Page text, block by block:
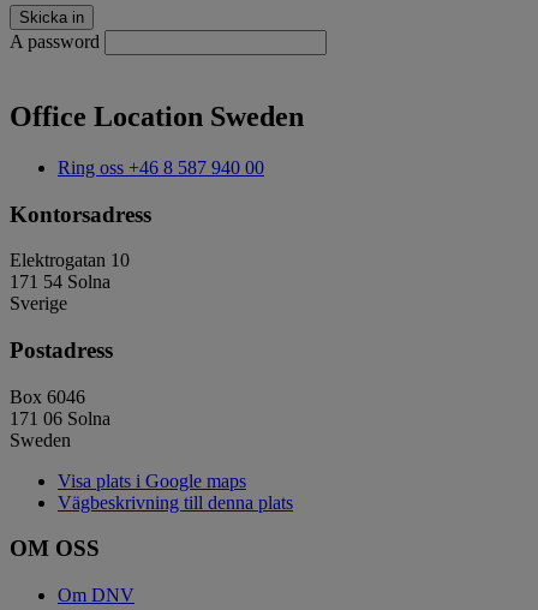
A password
Office Location Sweden
Ring oss +46 8 587 940 00
Kontorsadress
Elektrogatan 10
171 54 Solna
Sverige
Postadress
Box 6046
171 06 Solna
Sweden
Visa plats i Google maps
Vägbeskrivning till denna plats
OM OSS
Om DNV